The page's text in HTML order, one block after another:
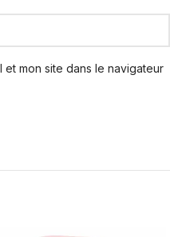
et mon site dans le navigateur